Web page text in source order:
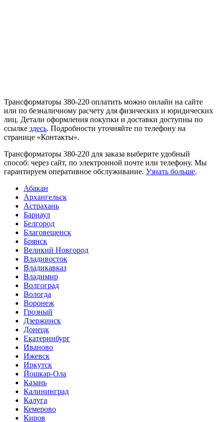
Трансформаторы 380-220 оплатить можно онлайн на сайте
или по безналичному расчету для физических и юридических
лиц. Детали оформления покупки и доставки доступны по
ссылке здесь. Подробности уточняйте по телефону на
странице «Контакты».
Трансформаторы 380-220 для заказа выберите удобный
способ: через сайт, по электронной почте или телефону. Мы
гарантируем оперативное обслуживание. Узнать больше.
Абакан
Архангельск
Астрахань
Барнаул
Белгород
Благовещенск
Брянск
Великий Новгород
Владивосток
Владикавказ
Владимир
Волгоград
Вологда
Воронеж
Грозный
Дзержинск
Донецк
Екатеринбург
Иваново
Ижевск
Иркутск
Йошкар-Ола
Казань
Калининград
Калуга
Кемерово
Киров